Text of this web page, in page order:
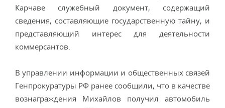
Карчаве служебный документ, содержащий
сведения, составляющие государственную тайну, и
представляющий интерес для деятельности
коммерсантов.
В управлении информации и общественных связей
Генпрокуратуры РФ ранее сообщили, что в качестве
вознаграждения Михайлов получил автомобиль